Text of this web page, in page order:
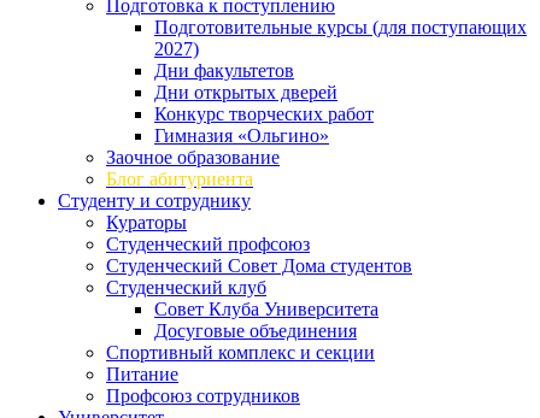
Подготовка к поступлению
Подготовительные курсы (для поступающих
2027)
Дни факультетов
Дни открытых дверей
Конкурс творческих работ
Гимназия «Ольгино»
Заочное образование
Блог абитуриента
Студенту и сотруднику
Кураторы
Студенческий профсоюз
Студенческий Совет Дома студентов
Студенческий клуб
Совет Клуба Университета
Досуговые объединения
Спортивный комплекс и секции
Питание
Профсоюз сотрудников